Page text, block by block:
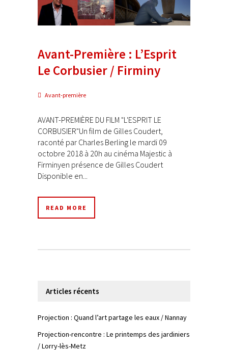
Avant-Première : L’Esprit
Le Corbusier / Firminy
Avant-première
AVANT-PREMIÈRE DU FILM "L'ESPRIT LE
CORBUSIER"Un film de Gilles Coudert,
raconté par Charles Berling le mardi 09
octobre 2018 à 20h au cinéma Majestic à
Firminyen présence de Gilles Coudert
Disponible en...
READ MORE
Articles récents
Projection : Quand l’art partage les eaux / Nannay
Projection-rencontre : Le printemps des jardiniers
/ Lorry-lès-Metz